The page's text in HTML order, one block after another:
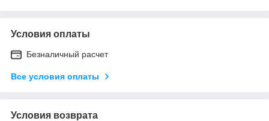
Условия оплаты
Безналичный расчет
Все условия оплаты
Условия возврата